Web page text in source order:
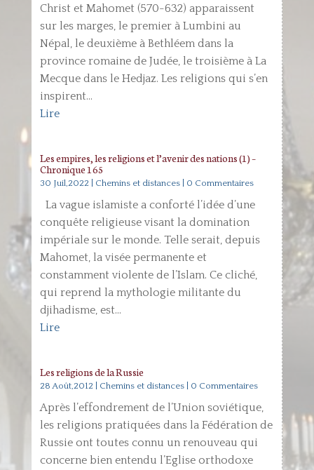
Christ et Mahomet (570-632) apparaissent
sur les marges, le premier à Lumbini au
Népal, le deuxième à Bethléem dans la
province romaine de Judée, le troisième à La
Mecque dans le Hedjaz. Les religions qui s’en
inspirent...
Lire
Les empires, les religions et l’avenir des nations (1) –
Chronique 165
30 Juil,2022 Chemins et distances| 0 Commentaires
La vague islamiste a conforté l’idée d’une
conquête religieuse visant la domination
impériale sur le monde. Telle serait, depuis
Mahomet, la visée permanente et
constamment violente de l’Islam. Ce cliché,
qui reprend la mythologie militante du
djihadisme, est...
Lire
Les religions de la Russie
28 Août,2012 Chemins et distances| 0 Commentaires
Après l’effondrement de l’Union soviétique,
les religions pratiquées dans la Fédération de
Russie ont toutes connu un renouveau qui
concerne bien entendu l’Eglise orthodoxe